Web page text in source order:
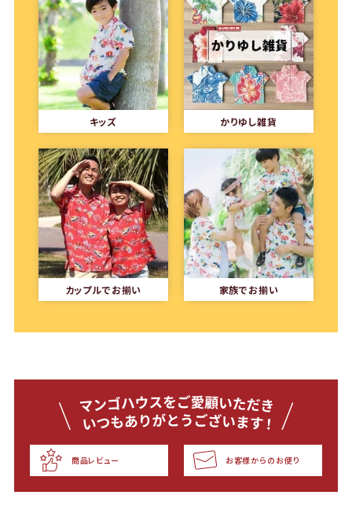
キッズ かりゆし雑貨
カップルでお揃い 家族でお揃い
商品レビュー お客様からのお便り